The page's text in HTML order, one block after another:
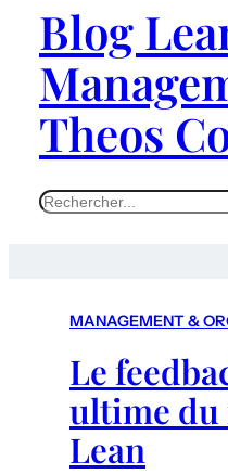
Blog
Theos
S
MANAGEMENT &
Le
ultime du
Lean